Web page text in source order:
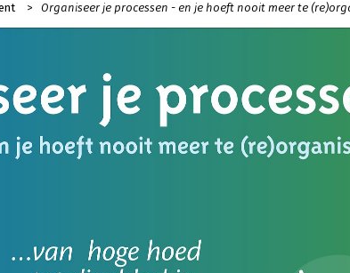
Organiseer je processen - en je hoeft nooit meer te